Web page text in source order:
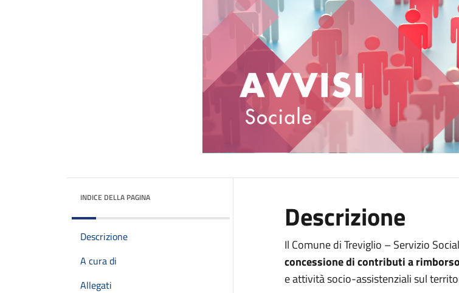
INDICE DELLA PAGINA
Descrizione
A cura di
Allegati
Descrizione
Il Comune di Treviglio – Servizio
concessione di contributi a
e attività socio-assistenziali sul